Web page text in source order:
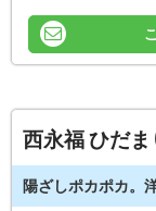
西永福 ひだま
陽ざしポカポカ。